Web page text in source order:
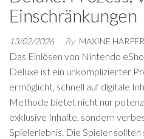
Einschränkungen
13/02/2026 By MAXINE HARPER
Das Einlösen von Nintendo
Deluxe ist ein unkomplizierter
ermöglicht, schnell auf digitale
Methode bietet nicht nur
exklusive Inhalte, sondern
Spielerlebnis. Die Spieler sollten